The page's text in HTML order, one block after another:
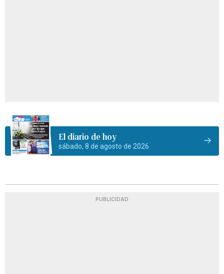
El diario de hoy
sábado, 8 de agosto de 2026
PUBLICIDAD